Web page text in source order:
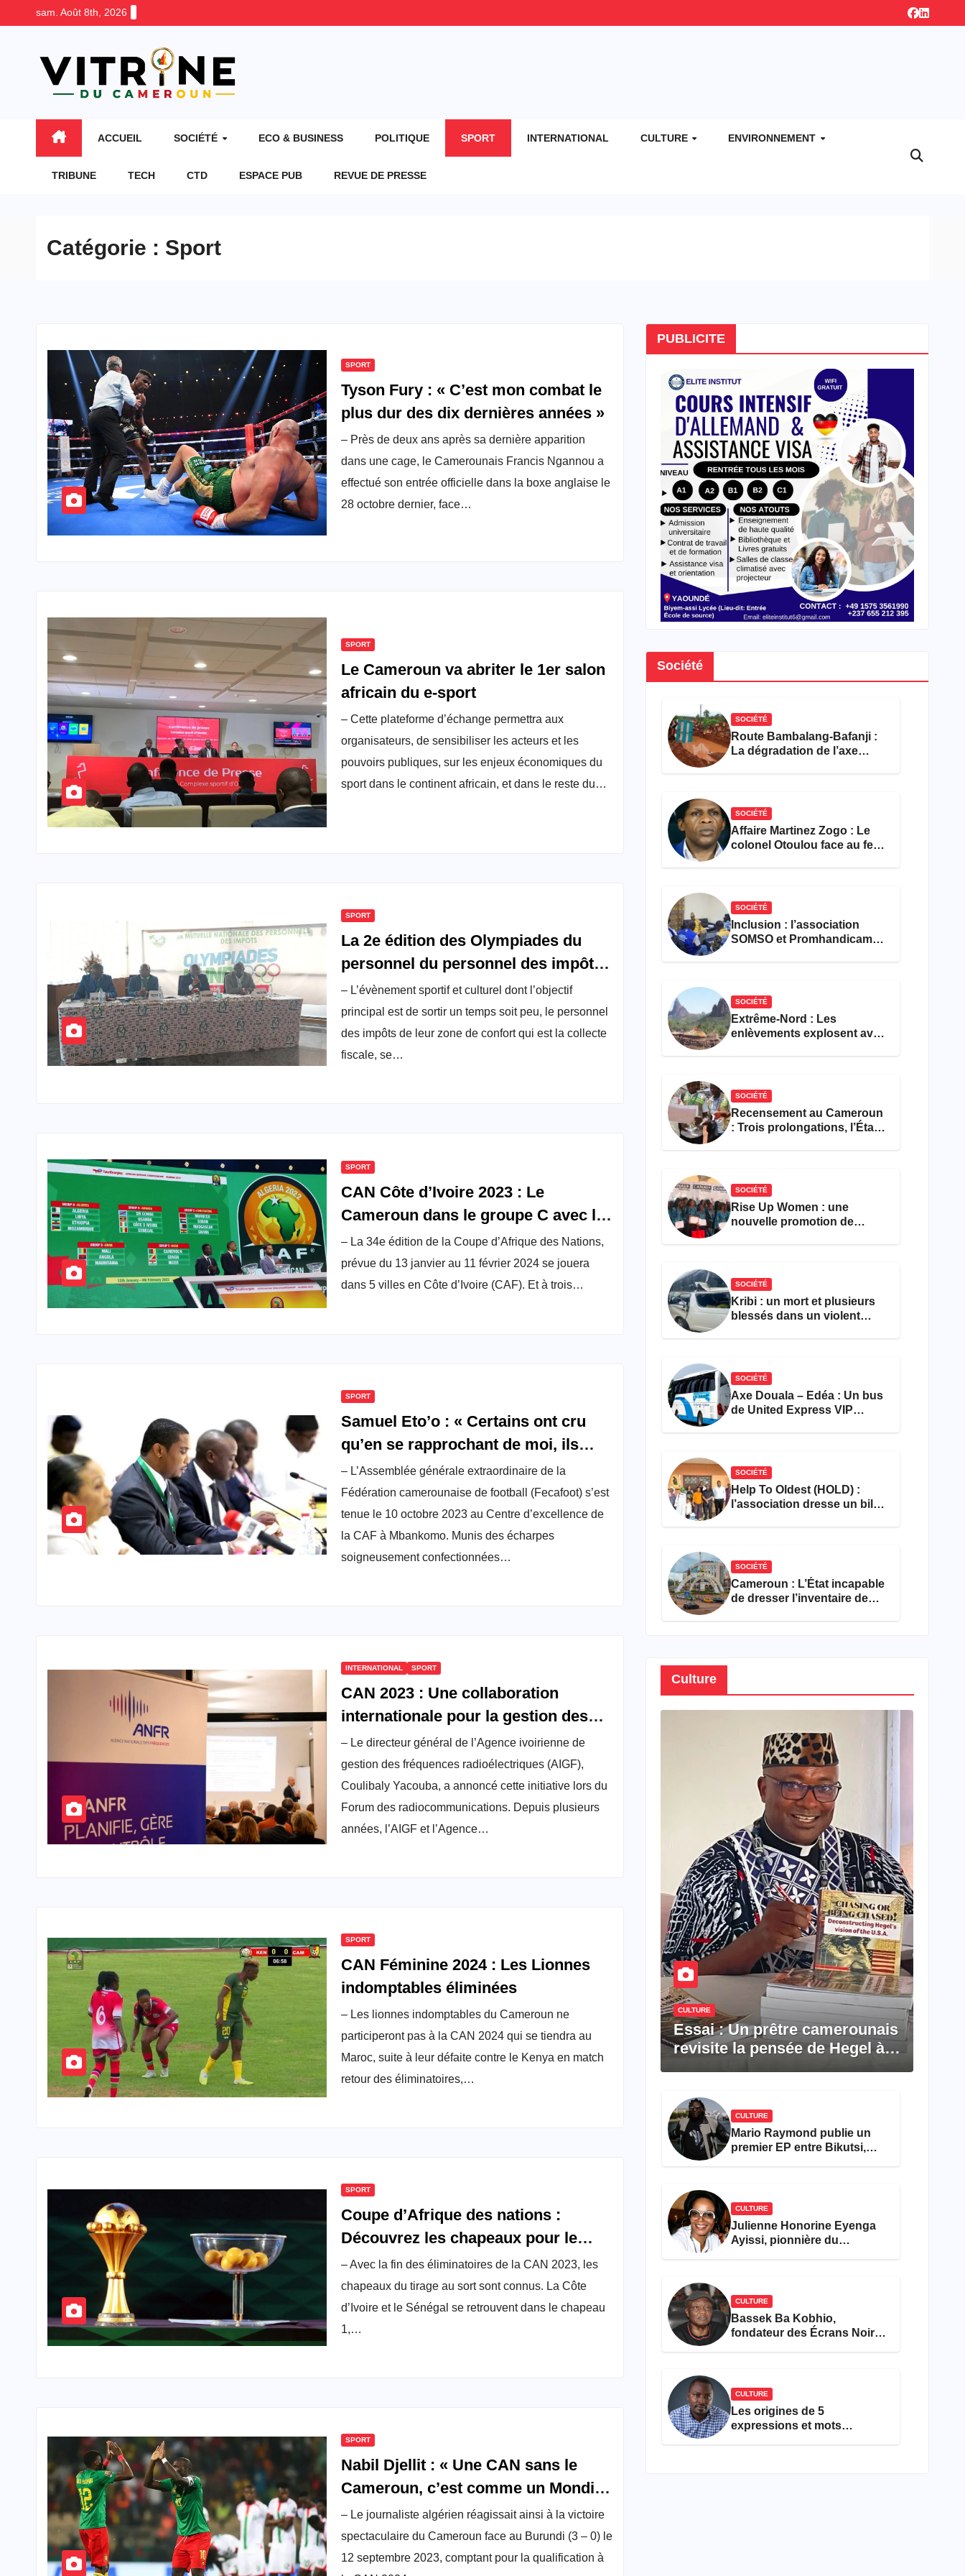
sam. Août 8th, 2026
ACCUEIL SOCIÉTÉ ECO & BUSINESS POLITIQUE SPORT INTERNATIONAL CULTURE ENVIRONNEMENT
TRIBUNE TECH CTD ESPACE PUB REVUE DE PRESSE
Catégorie : Sport
SPORT
Tyson Fury : « C’est mon combat le
plus dur des dix dernières années »
– Près de deux ans après sa dernière apparition
dans une cage, le Camerounais Francis Ngannou a
effectué son entrée officielle dans la boxe anglaise le
28 octobre dernier, face…
SPORT
Le Cameroun va abriter le 1er salon
africain du e-sport
– Cette plateforme d’échange permettra aux
organisateurs, de sensibiliser les acteurs et les
pouvoirs publiques, sur les enjeux économiques du
sport dans le continent africain, et dans le reste du…
SPORT
La 2e édition des Olympiades du
personnel du personnel des impôts
démarre le 20 octobre prochain
– L’évènement sportif et culturel dont l’objectif
principal est de sortir un temps soit peu, le personnel
des impôts de leur zone de confort qui est la collecte
fiscale, se…
SPORT
CAN Côte d’Ivoire 2023 : Le
Cameroun dans le groupe C avec le
Sénégal…
– La 34e édition de la Coupe d’Afrique des Nations,
prévue du 13 janvier au 11 février 2024 se jouera
dans 5 villes en Côte d’Ivoire (CAF). Et à trois…
SPORT
Samuel Eto’o : « Certains ont cru
qu’en se rapprochant de moi, ils
obtiendraient des passe-droits »
– L’Assemblée générale extraordinaire de la
Fédération camerounaise de football (Fecafoot) s’est
tenue le 10 octobre 2023 au Centre d’excellence de
la CAF à Mbankomo. Munis des écharpes
soigneusement confectionnées…
INTERNATIONAL SPORT
CAN 2023 : Une collaboration
internationale pour la gestion des
fréquences radioélectriques
– Le directeur général de l’Agence ivoirienne de
gestion des fréquences radioélectriques (AIGF),
Coulibaly Yacouba, a annoncé cette initiative lors du
Forum des radiocommunications. Depuis plusieurs
années, l’AIGF et l’Agence…
SPORT
CAN Féminine 2024 : Les Lionnes
indomptables éliminées
– Les lionnes indomptables du Cameroun ne
participeront pas à la CAN 2024 qui se tiendra au
Maroc, suite à leur défaite contre le Kenya en match
retour des éliminatoires,…
SPORT
Coupe d’Afrique des nations :
Découvrez les chapeaux pour le
tirage au sort de la CAN 2023
– Avec la fin des éliminatoires de la CAN 2023, les
chapeaux du tirage au sort sont connus. La Côte
d’Ivoire et le Sénégal se retrouvent dans le chapeau
1,…
SPORT
Nabil Djellit : « Une CAN sans le
Cameroun, c’est comme un Mondial
sans l’Algérie »
– Le journaliste algérien réagissait ainsi à la victoire
spectaculaire du Cameroun face au Burundi (3 – 0) le
12 septembre 2023, comptant pour la qualification à
PUBLICITE
Société
SOCIÉTÉ
Route Bambalang-Bafanji :
La dégradation de l’axe
SOCIÉTÉ
Affaire Martinez Zogo : Le
colonel Otoulou face au feu
SOCIÉTÉ
Inclusion : l’association
SOMSO et Promhandicam
SOCIÉTÉ
Extrême-Nord : Les
enlèvements explosent avec
SOCIÉTÉ
Recensement au Cameroun
: Trois prolongations, l’État
SOCIÉTÉ
Rise Up Women : une
nouvelle promotion de
SOCIÉTÉ
Kribi : un mort et plusieurs
blessés dans un violent
SOCIÉTÉ
Axe Douala – Edéa : Un bus
de United Express VIP
SOCIÉTÉ
Help To Oldest (HOLD) :
l’association dresse un bilan
SOCIÉTÉ
Cameroun : L’État incapable
de dresser l’inventaire de
Culture
CULTURE
Essai : Un prêtre camerounais
revisite la pensée de Hegel à
CULTURE
Mario Raymond publie un
premier EP entre Bikutsi,
CULTURE
Julienne Honorine Eyenga
Ayissi, pionnière du
CULTURE
Bassek Ba Kobhio,
fondateur des Écrans Noirs,
CULTURE
Les origines de 5
expressions et mots